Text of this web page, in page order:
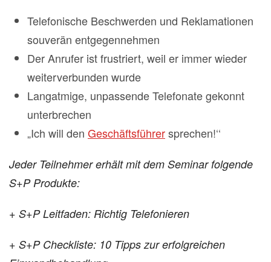
Telefonische Beschwerden und Reklamationen
souverän entgegennehmen
Der Anrufer ist frustriert, weil er immer wieder
weiterverbunden wurde
Langatmige, unpassende Telefonate gekonnt
unterbrechen
„Ich will den Geschäftsführersprechen!‘‘
Jeder Teilnehmer erhält mit dem Seminar folgende
S+P Produkte:
+ S+P Leitfaden: Richtig Telefonieren
+ S+P Checkliste: 10 Tipps zur erfolgreichen